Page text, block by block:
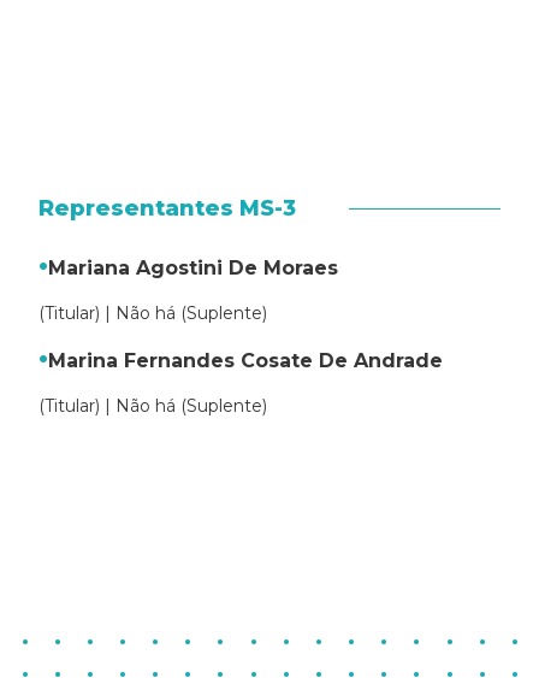
Representantes MS-3
Mariana Agostini De Moraes
(Titular) | Não há (Suplente)
Marina Fernandes Cosate De Andrade
(Titular) | Não há (Suplente)